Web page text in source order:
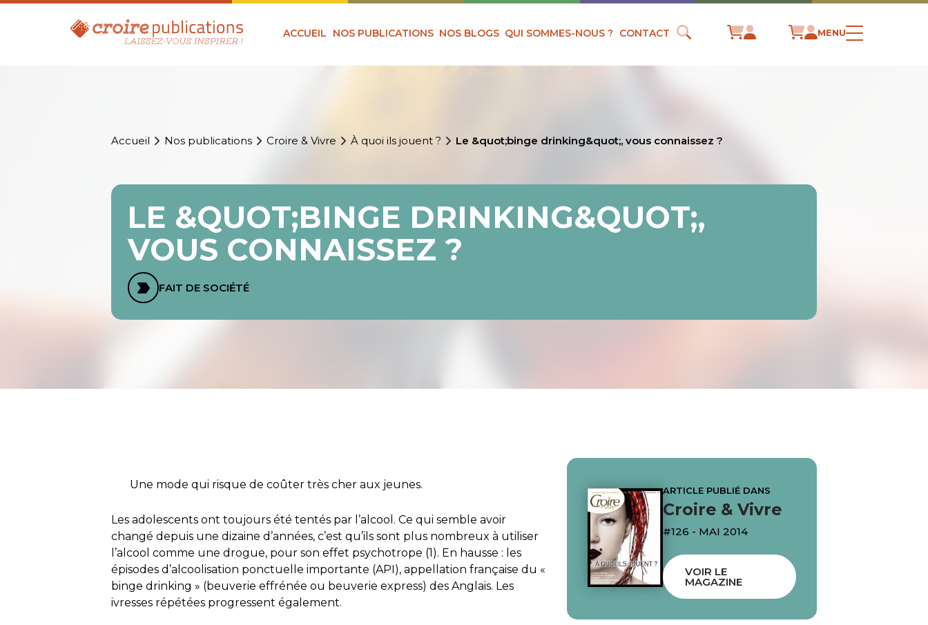
ACCUEIL NOS PUBLICATIONS NOS BLOGS QUI SOMMES-NOUS ? CONTACT MENU
Accueil Nos publications Croire & Vivre À quoi ils jouent ? Le &quot;binge drinking&quot;, vous connaissez ?
LE &QUOT;BINGE DRINKING&QUOT;,
VOUS CONNAISSEZ ?
FAIT DE SOCIÉTÉ
Une mode qui risque de coûter très cher aux jeunes.
Les adolescents ont toujours été tentés par l’alcool. Ce qui semble avoir
changé depuis une dizaine d’années, c’est qu’ils sont plus nombreux à utiliser
l’alcool comme une drogue, pour son effet psychotrope (1). En hausse : les
épisodes d’alcoolisation ponctuelle importante (API), appellation française du «
binge drinking » (beuverie effrénée ou beuverie express) des Anglais. Les
ivresses répétées progressent également.
ARTICLE PUBLIÉ DANS
Croire & Vivre
#126 - MAI 2014
VOIR LE
MAGAZINE